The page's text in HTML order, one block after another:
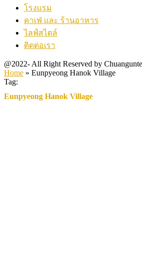
โรงแรม
คาเฟ่ และ ร้านอาหาร
ไลฟ์สไตล์
ติดต่อเรา
@2022- All Right Reserved by
Home » Eunpyeong Hanok Village
Tag:
Eunpyeong Hanok Village